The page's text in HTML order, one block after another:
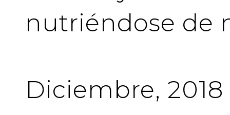
nutriéndose de
Diciembre, 2018